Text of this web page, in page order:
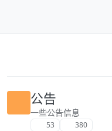
公告
一些公告信息
53 380